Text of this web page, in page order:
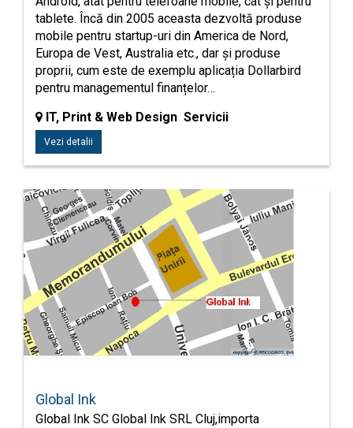
tablete. Încă din 2005 aceasta dezvoltă produse
mobile pentru startup-uri din America de Nord,
Europa de Vest, Australia etc., dar și produse
proprii, cum este de exemplu aplicația Dollarbird
pentru managementul finanțelor…
IT, Print & Web Design Servicii
Vezi detalii
Global Ink
Global Ink SC Global Ink SRL Cluj,importa